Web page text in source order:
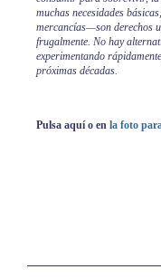
muchas necesidades
mercancías—son derechos
frugalmente. No hay
experimentando
próximas décadas.
Pulsa aquí o en la foto